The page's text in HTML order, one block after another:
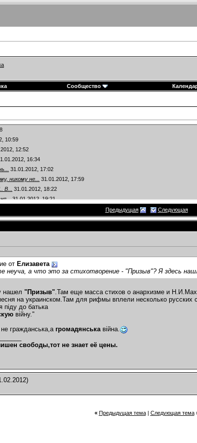
Сообщество
10:59
12:52
16:34
31.01.2012, 17:02
никому не... 31.01.2012, 17:59
В... 31.01.2012, 18:22
31.01.2012,19:21
01.02.2012,07:18
Нестора...
10:17
не...02.02.2012,08:30
23:28
01.02.2012,02:55
11:10
15:59
22:08
00:11
03.02.2012,12:24
Предыдущая Следующая
от Елизавета
неуча, а что это за стихотворение - "Призыв"? Я здесь
нашел "Призыв".Там еще масса стихов о анархизме и
на украинском.Там для рифмы вплели несколько русских
пiду до батька
вiйну."
гражданська,а громадянськавiйна.
свободы,тот не знает её цены.
« Предыдущая тема| Следующая тема